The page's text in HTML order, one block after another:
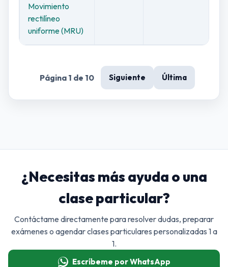
Movimiento
rectilíneo
uniforme (MRU)
Página 1 de 10 Siguiente Última
¿Necesitas más ayuda o una
clase particular?
Contáctame directamente para resolver dudas, preparar
exámenes o agendar clases particulares personalizadas 1 a
1.
Escríbeme por WhatsApp